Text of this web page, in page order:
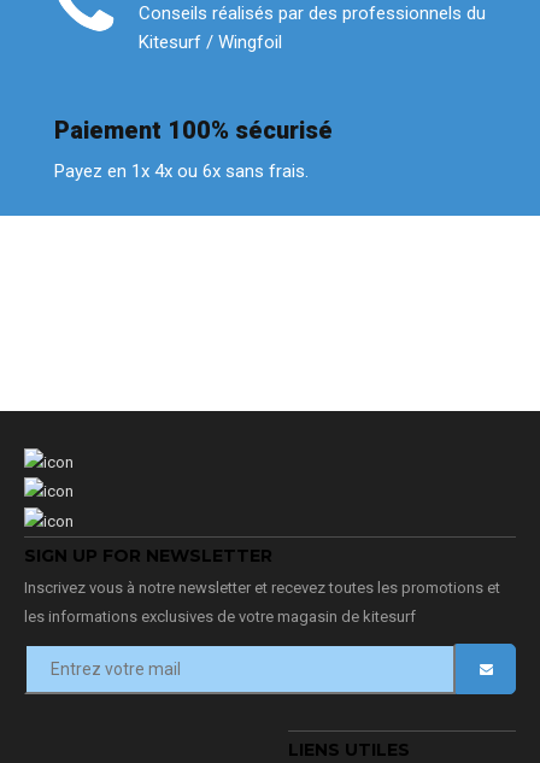
Conseils réalisés par des professionnels du
Kitesurf / Wingfoil
Paiement 100% sécurisé
Payez en 1x 4x ou 6x sans frais.
SIGN UP FOR NEWSLETTER
Inscrivez vous à notre newsletter et recevez toutes les promotions et
les informations exclusives de votre magasin de kitesurf
LIENS UTILES